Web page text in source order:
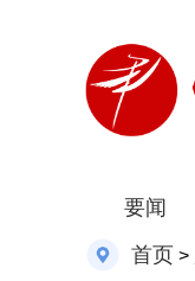
要闻
首页 >